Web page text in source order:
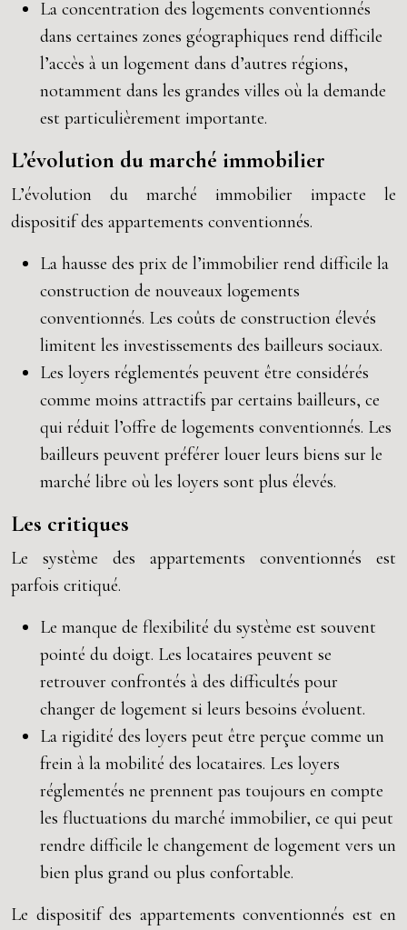
La concentration des logements conventionnés
dans certaines zones géographiques rend difficile
l’accès à un logement dans d’autres régions,
notamment dans les grandes villes où la demande
est particulièrement importante.
L’évolution du marché immobilier
L’évolution du marché immobilier impacte le
dispositif des appartements conventionnés.
La hausse des prix de l’immobilier rend difficile la
construction de nouveaux logements
conventionnés. Les coûts de construction élevés
limitent les investissements des bailleurs sociaux.
Les loyers réglementés peuvent être considérés
comme moins attractifs par certains bailleurs, ce
qui réduit l’offre de logements conventionnés. Les
bailleurs peuvent préférer louer leurs biens sur le
marché libre où les loyers sont plus élevés.
Les critiques
Le système des appartements conventionnés est
parfois critiqué.
Le manque de flexibilité du système est souvent
pointé du doigt. Les locataires peuvent se
retrouver confrontés à des difficultés pour
changer de logement si leurs besoins évoluent.
La rigidité des loyers peut être perçue comme un
frein à la mobilité des locataires. Les loyers
réglementés ne prennent pas toujours en compte
les fluctuations du marché immobilier, ce qui peut
rendre difficile le changement de logement vers un
bien plus grand ou plus confortable.
Le dispositif des appartements conventionnés est en